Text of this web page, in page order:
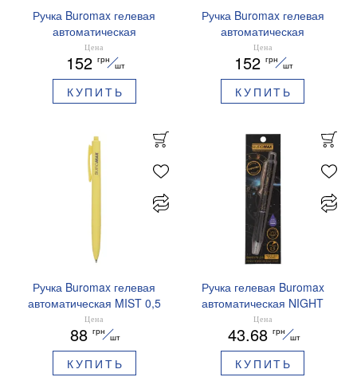
Ручка Buromax гелевая
автоматическая
PRESTIGE SILVER 0,5 мм
синие чернила BM.83102
Цена
152 грн
шт
КУПИТЬ
Ручка Buromax гелевая
автоматическая
PRESTIGE GOLD 0,5 мм
синие чернила BM.83101
Цена
152 грн
шт
КУПИТЬ
Ручка Buromax гелевая
автоматическая MIST 0,5
мм синие чернила
BM.83103
Цена
88 грн
шт
КУПИТЬ
Ручка гелевая Buromax
автоматическая NIGHT
SKY ZODIAC 0.5 мм
ароматизированный грипп
синие чернила BM.8379-
01
Цена
43.68 грн
шт
КУПИТЬ